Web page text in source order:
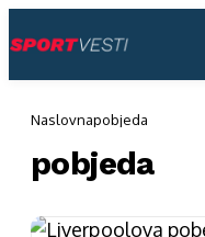
Naslovnapobjeda
pobjeda